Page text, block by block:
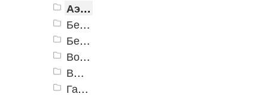
Аэраторы, скарификаторы, воздуходувки
Бензокосы и триммеры
Бензопилы
Воздуходувки аккумуляторные
Высоторезы аккумуляторные
Газонокосилки (электро)